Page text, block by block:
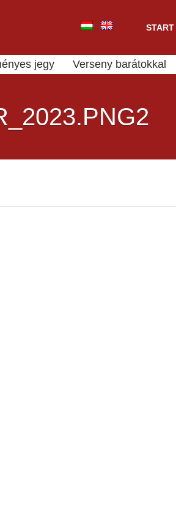
START
jegy Verseny barátokkal